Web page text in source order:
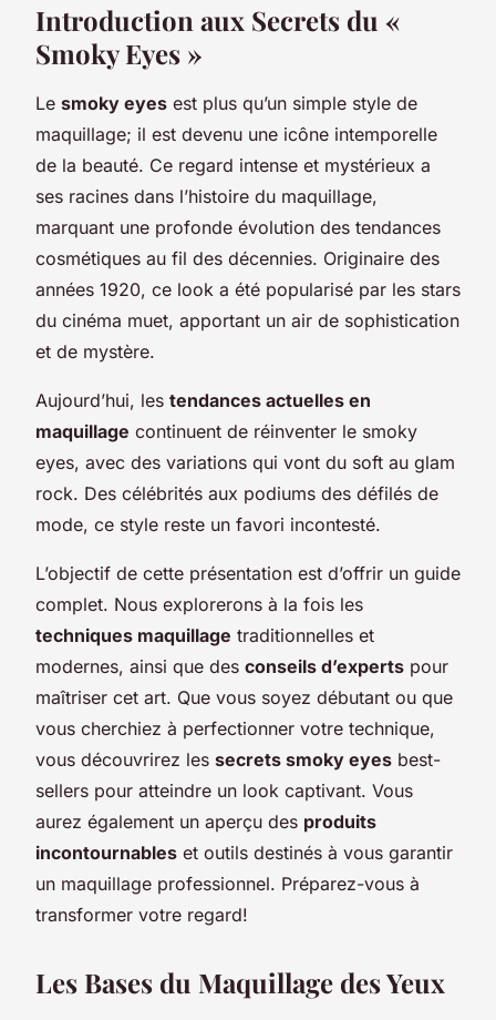
Introduction aux Secrets du «
Smoky Eyes »
Le smoky eyes est plus qu’un simple style de
maquillage; il est devenu une icône intemporelle
de la beauté. Ce regard intense et mystérieux a
ses racines dans l’histoire du maquillage,
marquant une profonde évolution des tendances
cosmétiques au fil des décennies. Originaire des
années 1920, ce look a été popularisé par les stars
du cinéma muet, apportant un air de sophistication
et de mystère.
Aujourd’hui, les tendances actuelles en
maquillage continuent de réinventer le smoky
eyes, avec des variations qui vont du soft au glam
rock. Des célébrités aux podiums des défilés de
mode, ce style reste un favori incontesté.
L’objectif de cette présentation est d’offrir un guide
complet. Nous explorerons à la fois les
techniques maquillage traditionnelles et
modernes, ainsi que des conseils d’experts pour
maîtriser cet art. Que vous soyez débutant ou que
vous cherchiez à perfectionner votre technique,
vous découvrirez les secrets smoky eyes best-
sellers pour atteindre un look captivant. Vous
aurez également un aperçu des produits
incontournables et outils destinés à vous garantir
un maquillage professionnel. Préparez-vous à
transformer votre regard!
Les Bases du Maquillage des Yeux